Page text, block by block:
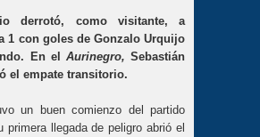
derrotó, como visitante, a
1 con goles de Gonzalo Urquijo
En el Aurinegro, Sebastián
el empate transitorio.
un buen comienzo del partido
primera llegada de peligro abrió el